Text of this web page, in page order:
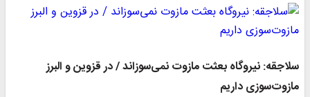
سلاجقه: نیروگاه بعثت مازوت نمی‌سوزاند / در قزوین و البرز
مازوت‌سوزی داریم